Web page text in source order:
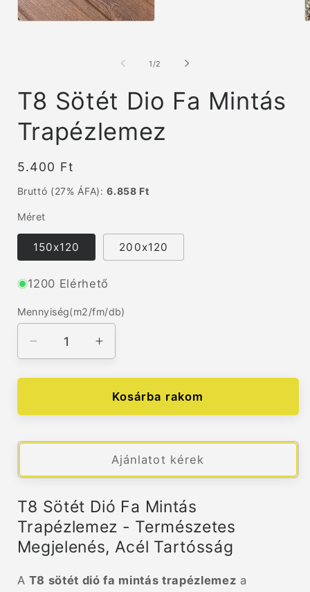
1.
1 //2
T8 Sötét Dio Fa Mintás
Trapézlemez
Normál
ár
5.400 Ft
Bruttó (27% ÁFA):6.858 Ft
Méret
150x120 200x120
1200 Elérhető
Mennyiség(m2/fm/db)
Mennyiség(m2/fm/db)
Sötét
Dio
Mintás
mennyiségének
T8
Sötét
Dio
Fa
Mintás
mennyiségének
növelése
Kosárba rakom
Ajánlatot kérek
T8 Sötét Dió Fa Mintás
Trapézlemez - Természetes
Megjelenés, Acél Tartósság
A T8 sötét dió fa mintás trapézlemez a